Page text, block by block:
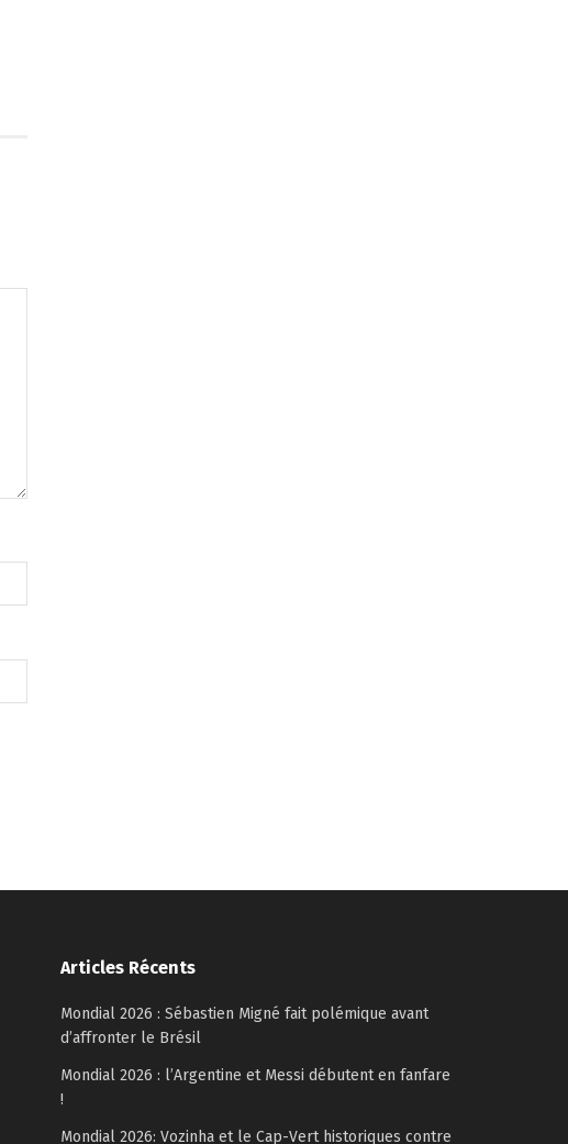
Articles Récents
Mondial 2026 : Sébastien Migné fait polémique avant
d’affronter le Brésil
Mondial 2026 : l’Argentine et Messi débutent en fanfare
!
Mondial 2026: Vozinha et le Cap-Vert historiques contre